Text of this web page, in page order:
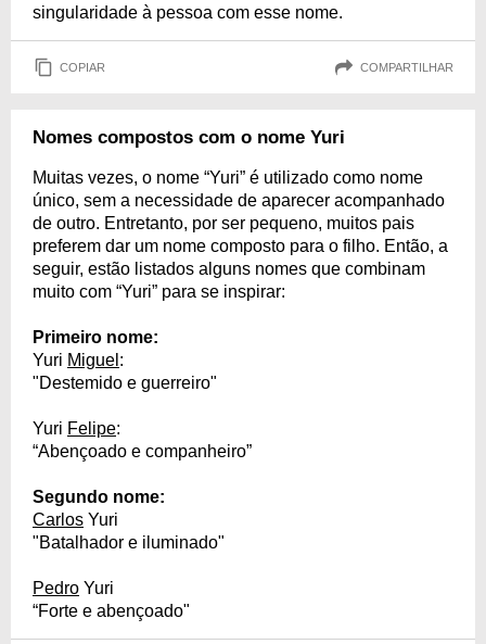
singularidade à pessoa com esse nome.
COPIAR COMPARTILHAR
Nomes compostos com o nome Yuri
Muitas vezes, o nome “Yuri” é utilizado como nome
único, sem a necessidade de aparecer acompanhado
de outro. Entretanto, por ser pequeno, muitos pais
preferem dar um nome composto para o filho. Então, a
seguir, estão listados alguns nomes que combinam
muito com “Yuri” para se inspirar:
Primeiro nome:
Yuri Miguel :
"Destemido e guerreiro"
Yuri Felipe:
“Abençoado e companheiro”
Segundo nome:
Carlos Yuri
"Batalhador e iluminado"
Pedro Yuri
“Forte e abençoado"